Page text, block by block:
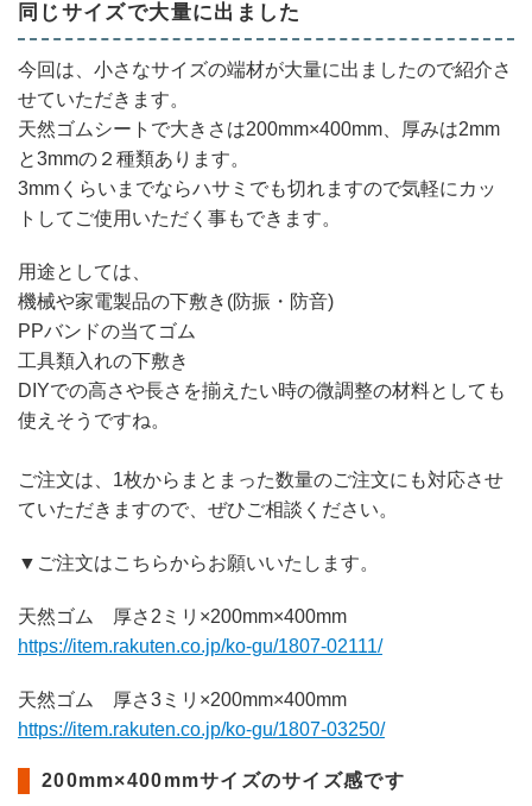
同じサイズで大量に出ました
今回は、 小さなサイズの端材が大量に出ましたので紹介さ
せていただきます。
天然ゴムシートで大きさは200mm×400mm、
厚みは2mm
と3mmの２種類あります。
3mmくらいまでならハサミでも切れますので気軽にカッ
トしてご使用いただく事もできます。
用途としては、
機械や家電製品の下敷き(防振・防音)
PPバンドの当てゴム
工具類入れの下敷き
DIYでの高さや長さを揃えたい時の微調整の材料としても
使えそ うですね。
ご注文は、 1枚からまとまった数量のご注文にも対応させ
ていただきますので 、ぜひご相談ください。
▼ご注文はこちらからお願いいたします。
天然ゴム 厚さ2ミリ×200mm×400mm
https://item.rakuten.co.jp/ko-gu/1807-02111/
天然ゴム 厚さ3ミリ×200mm×400mm
https://item.rakuten.co.jp/ko-gu/1807-03250/
200mm×400mmサイズのサイズ感です